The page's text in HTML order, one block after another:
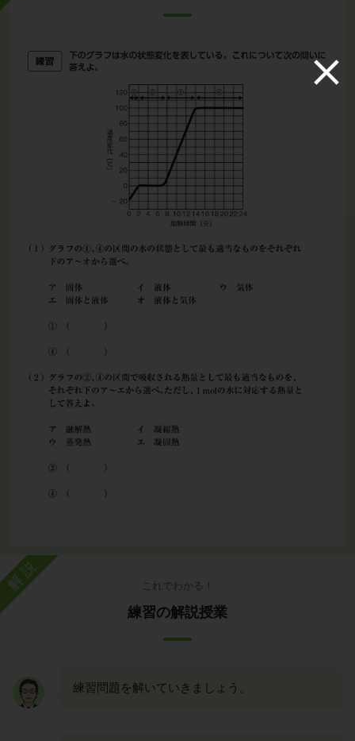
解説 これでわかる！
練習の解説授業
練習問題を解いていきましょう。